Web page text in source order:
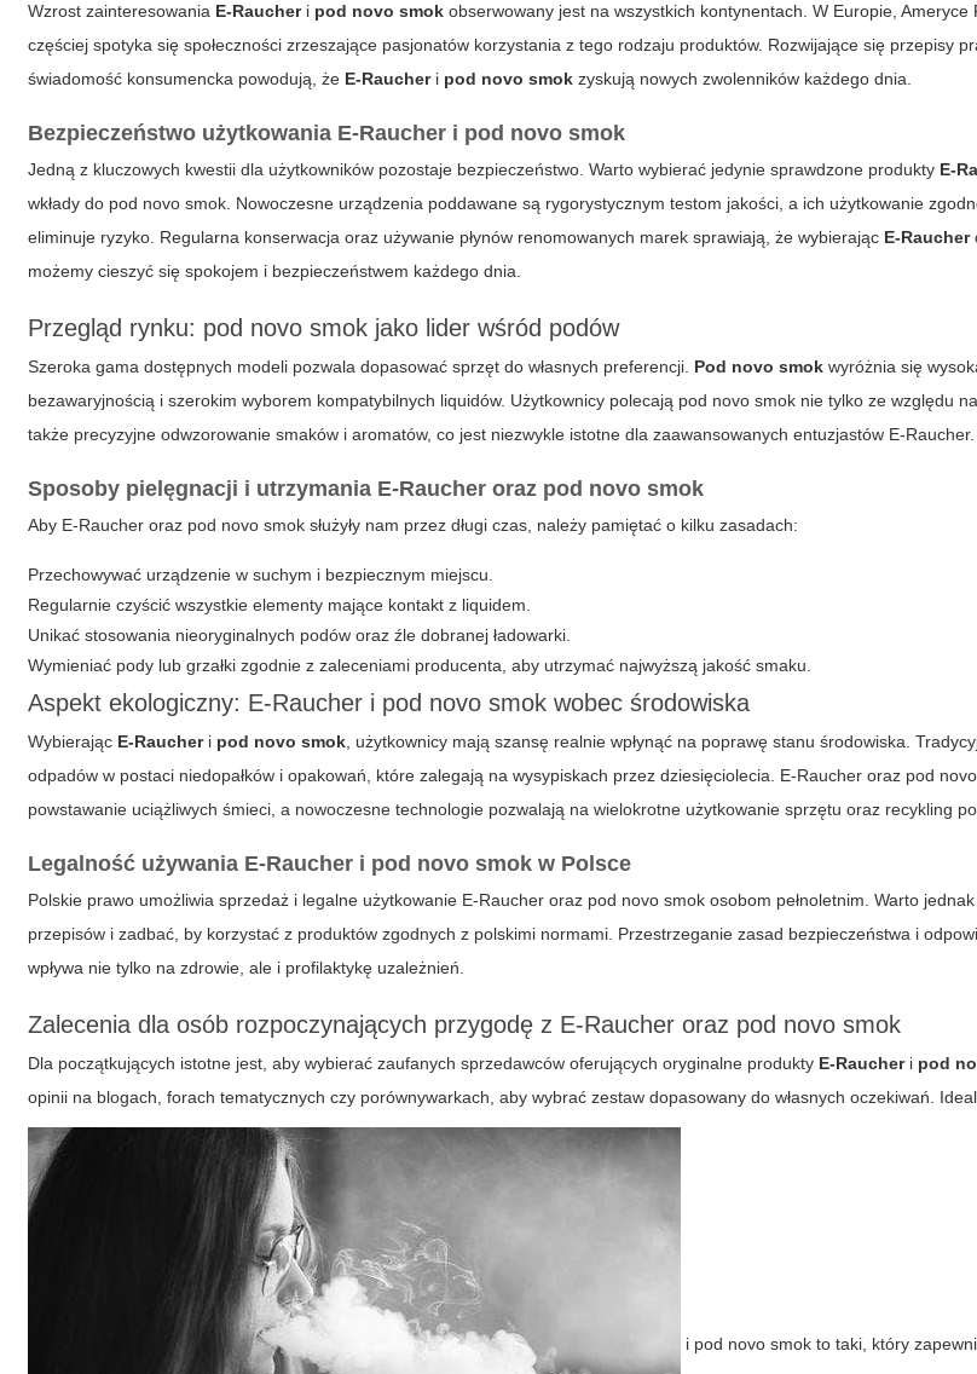
Wzrost zainteresowania E-Raucheri pod novo smok obserwowany jest na wszystkich kontynentach. W Europie, Ameryce
częściej spotyka się społeczności zrzeszające pasjonatów korzystania z tego rodzaju produktów. Rozwijające się przepisy
świadomość konsumencka powodują, że E-Raucheri pod novo smok zyskują nowych zwolenników każdego dnia.
Bezpieczeństwo użytkowania E-Raucher i pod novo smok
Jedną z kluczowych kwestii dla użytkowników pozostaje bezpieczeństwo. Warto wybierać jedynie sprawdzone produkty E-
wkłady do pod novo smok . Nowoczesne urządzenia poddawane są rygorystycznym testom jakości, a ich użytkowanie
eliminuje ryzyko. Regularna konserwacja oraz używanie płynów renomowanych marek sprawiają, że wybierając E-Raucher
możemy cieszyć się spokojem i bezpieczeństwem każdego dnia.
Przegląd rynku: pod novo smok jako lider wśród podów
Szeroka gama dostępnych modeli pozwala dopasować sprzęt do własnych preferencji. Pod novo smok wyróżnia się
bezawaryjnością i szerokim wyborem kompatybilnych liquidów. Użytkownicy polecają pod novo smok nie tylko ze względu
także precyzyjne odwzorowanie smaków i aromatów, co jest niezwykle istotne dla zaawansowanych entuzjastów E-Raucher.
Sposoby pielęgnacji i utrzymania E-Raucher oraz pod novo smok
Aby E-Raucher oraz pod novo smok służyły nam przez długi czas, należy pamiętać o kilku zasadach:
Przechowywać urządzenie w suchym i bezpiecznym miejscu.
Regularnie czyścić wszystkie elementy mające kontakt z liquidem.
Unikać stosowania nieoryginalnych podów oraz źle dobranej ładowarki.
Wymieniać pody lub grzałki zgodnie z zaleceniami producenta, aby utrzymać najwyższą jakość smaku.
Aspekt ekologiczny: E-Raucher i pod novo smok wobec środowiska
Wybierając E-Raucheri pod novo smok , użytkownicy mają szansę realnie wpłynąć na poprawę stanu środowiska.
odpadów w postaci niedopałków i opakowań, które zalegają na wysypiskach przez dziesięciolecia. E-Raucher oraz pod
powstawanie uciążliwych śmieci, a nowoczesne technologie pozwalają na wielokrotne użytkowanie sprzętu oraz recykling
Legalność używania E-Raucher i pod novo smok w Polsce
Polskie prawo umożliwia sprzedaż i legalne użytkowanie E-Raucher oraz pod novo smok osobom pełnoletnim. Warto
przepisów i zadbać, by korzystać z produktów zgodnych z polskimi normami. Przestrzeganie zasad bezpieczeństwa i
wpływa nie tylko na zdrowie, ale i profilaktykę uzależnień.
Zalecenia dla osób rozpoczynających przygodę z E-Raucher oraz pod novo smok
Dla początkujących istotne jest, aby wybierać zaufanych sprzedawców oferujących oryginalne produkty E-Raucheri pod
opinii na blogach, forach tematycznych czy porównywarkach, aby wybrać zestaw dopasowany do własnych oczekiwań.
i pod novo smok to taki, który